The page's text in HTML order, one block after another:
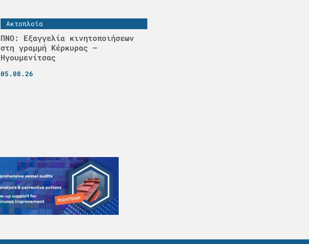
Ακτοπλοϊα
ΠΝΟ: Εξαγγελία κινητοποιήσεων
στη γραμμή Κέρκυρας –
Ηγουμενίτσας
05.08.26